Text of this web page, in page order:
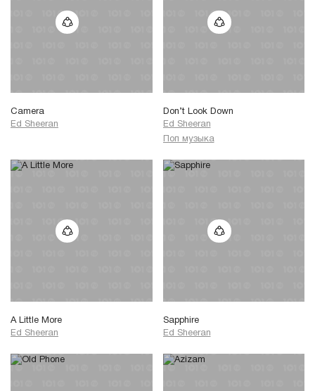
Camera
Ed Sheeran
Don’t Look Down
Ed Sheeran
Поп музыка
A Little More
Ed Sheeran
Sapphire
Ed Sheeran